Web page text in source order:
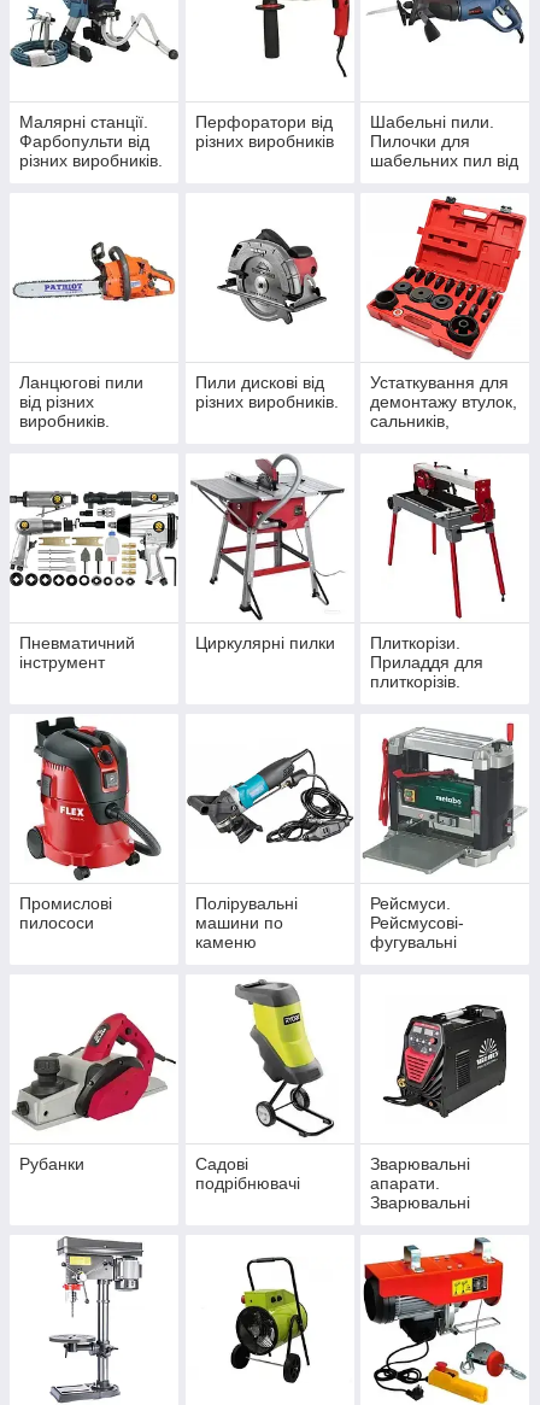
Малярні станції.
Фарбопульти від
різних виробників.
Перфоратори від
різних виробників
Шабельні пили.
Пилочки для
шабельних пил від
Ланцюгові пили
від різних
виробників.
Пили дискові від
різних виробників.
Устаткування для
демонтажу втулок,
сальників,
Пневматичний
інструмент
Циркулярні пилки
Плиткорізи.
Приладдя для
плиткорізів.
Промислові
пилососи
Полірувальні
машини по
каменю
Рейсмуси.
Рейсмусові-
фугувальні
Фуговально-
рейсмусові
верстати
Рубанки
Садові
подрібнювачі
Зварювальні
апарати.
Зварювальні
Магніти для
завдання кута при
зварювання.